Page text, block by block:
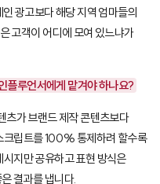
광고보다 해당 지역 엄마들의
고객이 어디에 모여 있느냐가
플루언서에게 맡겨야 하나요?
츠가 브랜드 제작 콘텐츠보다
크립트를 100% 통제하려 할수록
지만 공유하고 표현 방식은
결과를 냅니다.